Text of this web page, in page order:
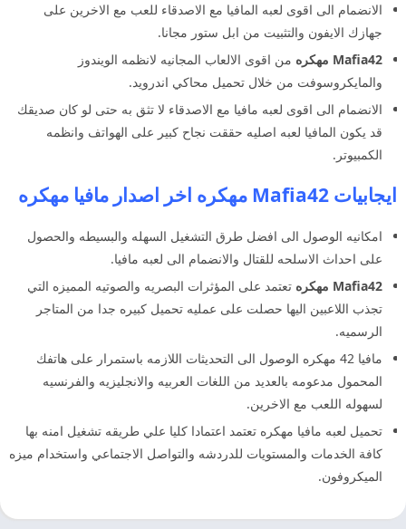
الانضمام الى اقوى لعبه المافيا مع الاصدقاء للعب مع الاخرين على
جهازك الايفون والتثبيت من ابل ستور مجانا.
Mafia42 مهكره
من اقوى الالعاب المجانيه لانظمه الويندوز
والمايكروسوفت من خلال تحميل محاكي اندرويد.
الانضمام الى اقوى لعبه مافيا مع الاصدقاء لا تثق به حتى لو كان صديقك
قد يكون المافيا لعبه اصليه حققت نجاح كبير على الهواتف وانظمه
الكمبيوتر.
ايجابيات Mafia42 مهكره اخر اصدار مافيا مهكره
امكانيه الوصول الى افضل طرق التشغيل السهله والبسيطه والحصول
على احداث الاسلحه للقتال والانضمام الى لعبه مافيا.
Mafia42 مهكره
تعتمد على المؤثرات البصريه والصوتيه المميزه التي
تجذب اللاعبين اليها حصلت على عمليه تحميل كبيره جدا من المتاجر
الرسميه.
مافيا 42 مهكره الوصول الى التحديثات اللازمه باستمرار على هاتفك
المحمول مدعومه بالعديد من اللغات العربيه والانجليزيه والفرنسيه
لسهوله اللعب مع الاخرين.
تحميل لعبه مافيا مهكره تعتمد اعتمادا كليا علي طريقه تشغيل امنه بها
كافة الخدمات والمستويات للدردشه والتواصل الاجتماعي واستخدام ميزه
الميكروفون.